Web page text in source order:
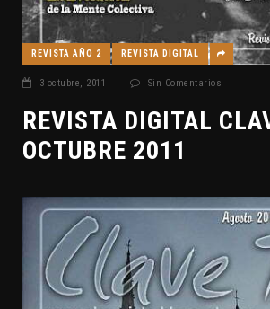
REVISTA AÑO 2 REVISTA DIGITAL
3 octubre, 2011 | Sin Comentarios
REVISTA DIGITAL
OCTUBRE 2011